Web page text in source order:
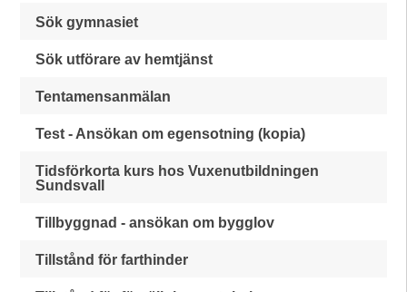
Sök gymnasiet
Sök utförare av hemtjänst
Tentamensanmälan
Test - Ansökan om egensotning (kopia)
Tidsförkorta kurs hos Vuxenutbildningen
Sundsvall
Tillbyggnad - ansökan om bygglov
Tillstånd för farthinder